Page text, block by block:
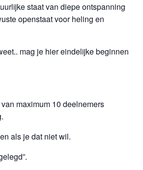
staat van diepe ontspanning
openstaat voor heling en
mag je hier eindelijke beginnen
maximum 10 deelnemers
als je dat niet wil.